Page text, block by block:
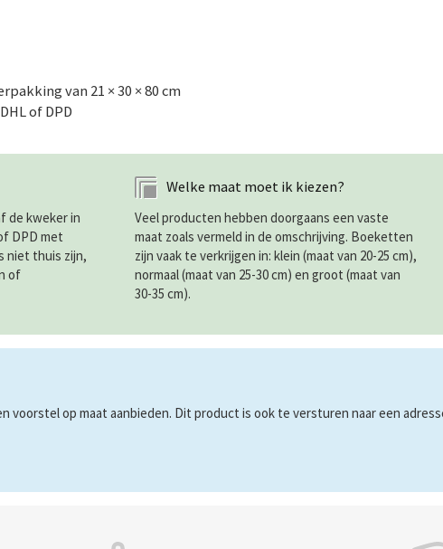
van 21 × 30 × 80 cm
of DPD
de kweker in
DPD met
niet thuis zijn,
of
Welke maat moet ik kiezen?
Veel producten hebben doorgaans een vaste
maat zoals vermeld in de omschrijving. Boeketten
zijn vaak te verkrijgen in: klein (maat van 20-25 cm),
normaal (maat van 25-30 cm) en groot (maat van
30-35 cm).
voorstel op maat aanbieden. Dit product is ook te versturen naar een